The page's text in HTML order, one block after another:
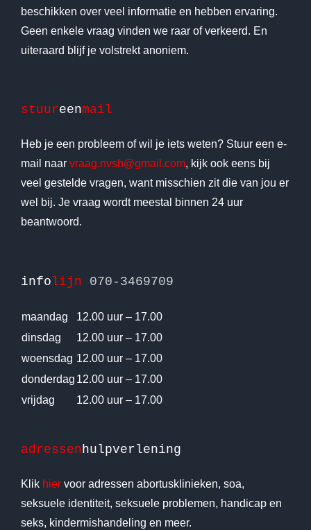
beschikken over veel informatie en hebben ervaring.
Geen enkele vraag vinden we raar of verkeerd. En
uiteraard blijf je volstrekt anoniem.
stuureenmail
Heb je een probleem of wil je iets weten? Stuur een e-
mail naar vraag.nvsh@gmail.com, kijk ook eens bij
veel gestelde vragen, want misschien zit die van jou er
wel bij. Je vraag wordt meestal binnen 24 uur
beantwoord.
infolijn 070-3469709
maandag
12.00 uur – 17.00
dinsdag
12.00 uur – 17.00
woensdag 12.00 uur – 17.00
donderdag 12.00 uur – 17.00
vrijdag
12.00 uur – 17.00
adressenhulpverlening
Klik hiervoor adressen abortusklinieken, soa,
seksuele identiteit, seksuele problemen, handicap en
seks, kindermishandeling en meer.